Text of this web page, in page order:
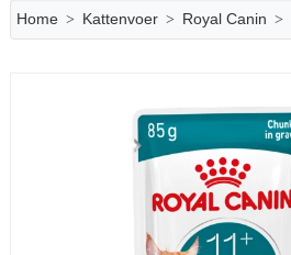
Home Kattenvoer Royal Canin